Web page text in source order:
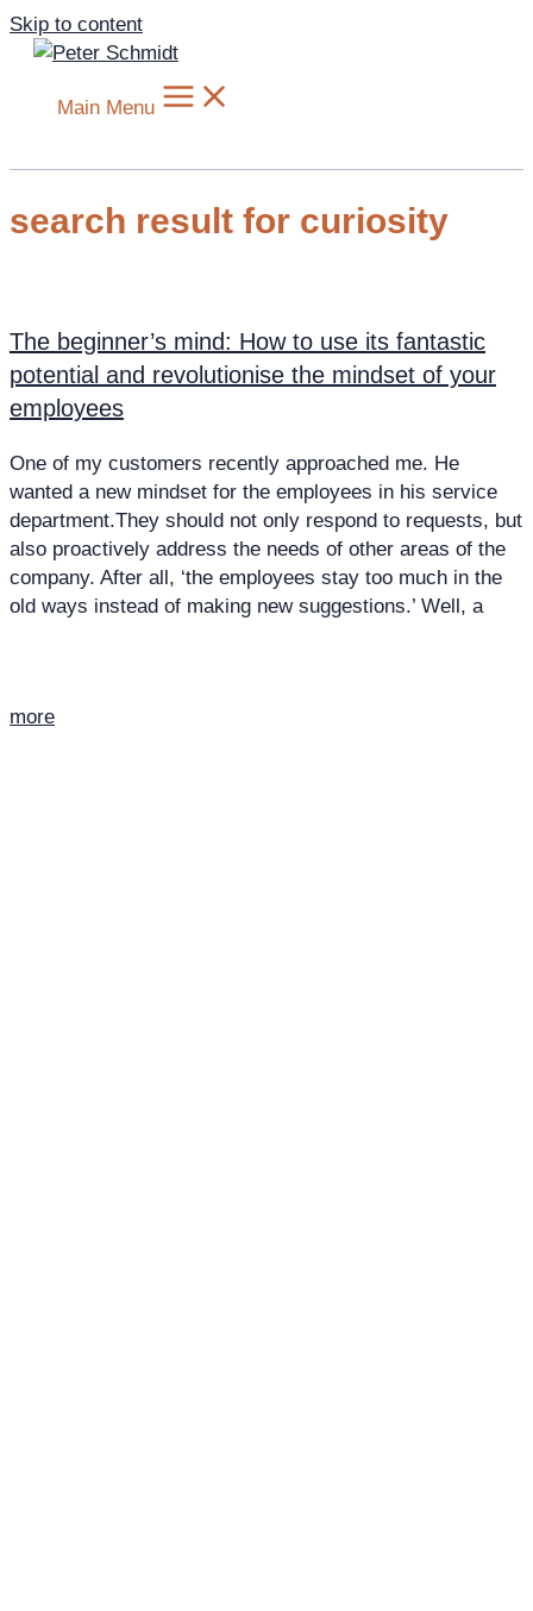
Skip to content
Main Menu
search result for curiosity
The beginner’s mind: How to use its fantastic
potential and revolutionise the mindset of your
employees
One of my customers recently approached me. He
wanted a new mindset for the employees in his service
department.They should not only respond to requests, but
also proactively address the needs of other areas of the
company. After all, ‘the employees stay too much in the
old ways instead of making new suggestions.’ Well, a
more